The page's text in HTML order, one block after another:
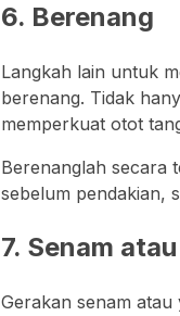
6. Berenang
Langkah lain untuk
berenang. Tidak
memperkuat otot
Berenanglah secara
sebelum pendakian,
7. Senam
Gerakan senam